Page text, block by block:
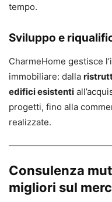
tempo.
Sviluppo e
CharmeHome gestisce
immobiliare: dalla
edifici esistenti
progetti, fino alla
realizzate.
Consulenza
migliori sul